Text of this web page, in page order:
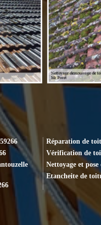
Réparation de
Vérification de
Nettoyage et
Etancheite de